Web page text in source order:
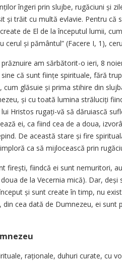
îngeri prin slujbe, rugăciuni și
și trăit cu multă evlavie. Pentru că
de El de la începutul lumii,
cerul și pământul” (Facere I, 1),
am sărbătorit-o ieri, 8
că sunt ființe spirituale, fără
glăsuie și prima stihire din
și cu toată lumina străluciți
Hristos rugați-vă să dăruiască
ei, ca fiind cea de a doua,
De această stare și fire
ca să mijlocească prin
firești, fiindcă ei sunt nemuritori,
de la Vecernia mică). Dar,
și sunt create în timp, nu
din cea dată de Dumnezeu, ei sunt
raționale, duhuri curate, cu